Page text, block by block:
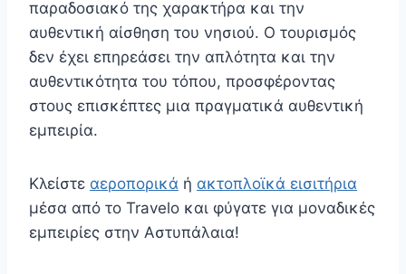
παραδοσιακό της χαρακτήρα και την
αυθεντική αίσθηση του νησιού. Ο τουρισμός
δεν έχει επηρεάσει την απλότητα και την
αυθεντικότητα του τόπου, προσφέροντας
στους επισκέπτες μια πραγματικά αυθεντική
εμπειρία.
Κλείστε αεροπορικά ή ακτοπλοϊκά εισιτήρια
μέσα από το Travelo και φύγατε για μοναδικές
εμπειρίες στην Αστυπάλαια!